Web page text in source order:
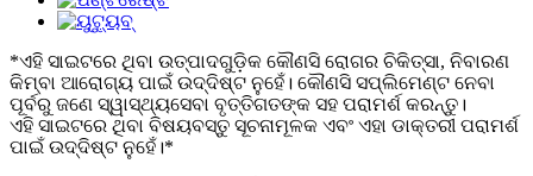
*ଏହି ସାଇଟରେ ଥିବା ଉତ୍ପାଦଗୁଡ଼ିକ କୌଣସି ରୋଗର ଚିକିତ୍ସା, ନିବାରଣ
କିମ୍ବା ଆରୋଗ୍ୟ ପାଇଁ ଉଦ୍ଦିଷ୍ଟ ନୁହେଁ। କୌଣସି ସପ୍ଲିମେଣ୍ଟ ନେବା
ପୂର୍ବରୁ ଜଣେ ସ୍ୱାସ୍ଥ୍ୟସେବା ବୃତ୍ତିଗତଙ୍କ ସହ ପରାମର୍ଶ କରନ୍ତୁ।
ଏହି ସାଇଟରେ ଥିବା ବିଷୟବସ୍ତୁ ସୂଚନାମୂଳକ ଏବଂ ଏହା ଡାକ୍ତରୀ ପରାମର୍ଶ
ପାଇଁ ଉଦ୍ଦିଷ୍ଟ ନୁହେଁ।*